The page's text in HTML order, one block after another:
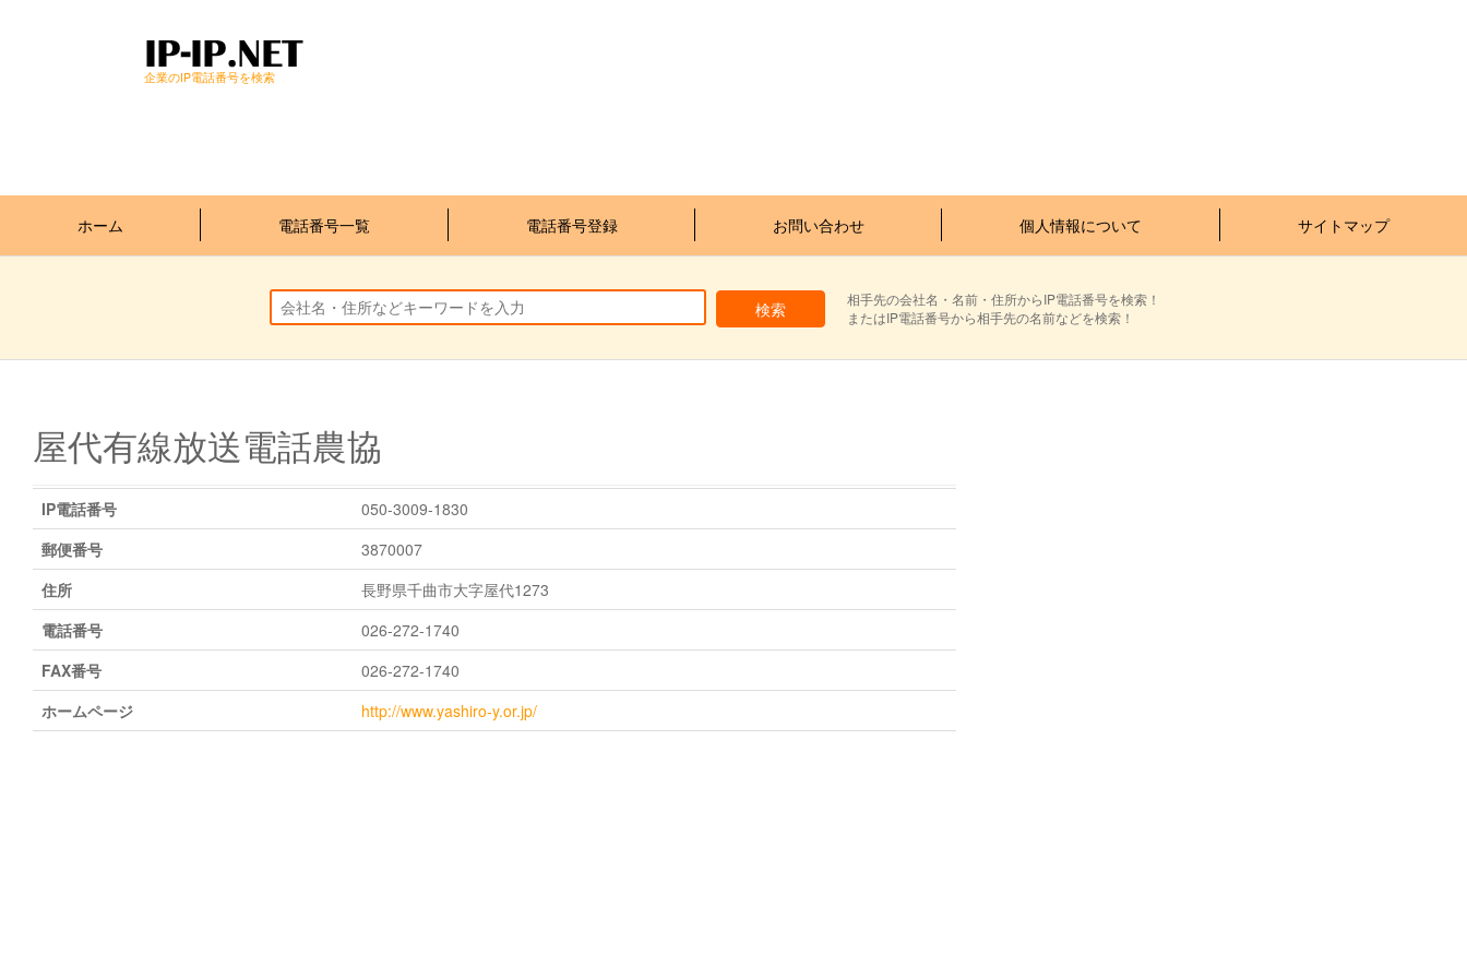
企業のIP電話番号を検索
ホーム 電話番号一覧 電話番号登録 お問い合わせ 個人情報について サイトマップ
相手先の会社名・名前・住所からIP電話番号を検索！
またはIP電話番号から相手先の名前などを検索！
屋代有線放送電話農協
IP電話番号
050-3009-1830
郵便番号
3870007
住所
長野県千曲市大字屋代1273
電話番号
026-272-1740
FAX番号
026-272-1740
ホームページ
http://www.yashiro-y.or.jp/